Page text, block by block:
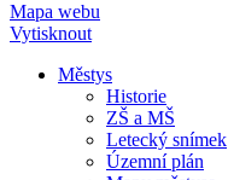
Mapa webu
Vytisknout
Městys
Historie
ZŠ a MŠ
Letecký snímek
Územní plán